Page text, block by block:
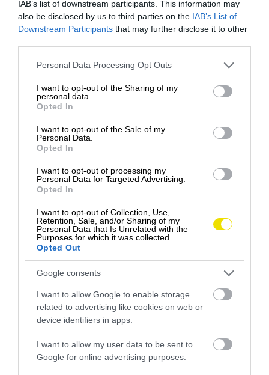
IAB’s list of downstream participants. This information may
also be disclosed by us to third parties on the IAB’s List of
Downstream Participants that may further disclose it to other
Please note that this website/app uses one or more Google
not limited to your visit or usage behaviour. You may click to
grant or deny consent to Google and its third-party tags to
use your data for below specified purposes in below Google
consent section.
Personal Data Processing Opt Outs
I want to opt-out of the Sharing of my
personal data.
Opted In
I want to opt-out of the Sale of my
Personal Data.
Opted In
I want to opt-out of processing my
Personal Data for Targeted Advertising.
Opted In
I want to opt-out of Collection, Use,
Retention, Sale, and/or Sharing of my
Personal Data that Is Unrelated with the
Purposes for which it was collected.
Opted Out
Google consents
I want to allow Google to enable storage
related to advertising like cookies on web or
device identifiers in apps.
I want to allow my user data to be sent to
Google for online advertising purposes.
Pico do Arieiro alebo Pico Ruivo, odkiaľ sa otvárajú
dych berúce výhľady. Popoludní zase môžete
trasa Pico to Pico spája dva najvyššie body ostrova
po ceste sprevádza panoráma Atlantického oceánu.
obľúbená aj mimo hlavnej sezóny. Vďaka príjemným
teplotám, celoročnej zelenej vegetácii a pestrej
ponuke aktivít sa ubytovacie kapacity na jeseň či v
zime takmer nevyprázdňujú. Tu naozaj môžete
počas jednejdovolenky
Európy – od hôr a lesov až po oceánsku pohodu.
Okrem toho sa v rebríčku umiestnilo aj
niekoľko ďalších európskych destinácií.